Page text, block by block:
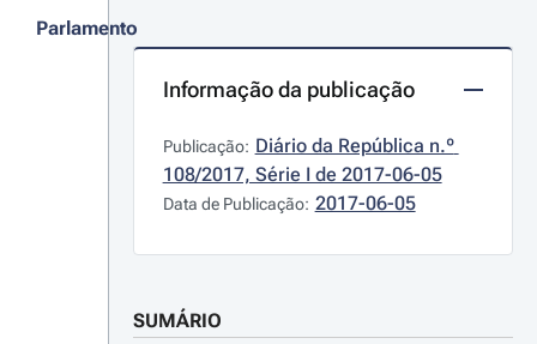
Parlamento
Informação da publicação
Publicação: Diário da República n.º
108/2017, Série I de 2017-06-05
Data de Publicação: 2017-06-05
SUMÁRIO